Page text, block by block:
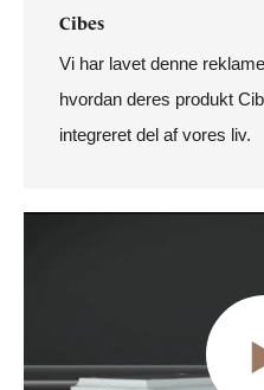
Cibes
Vi har lavet denne
hvordan deres produkt
integreret del af vores liv.